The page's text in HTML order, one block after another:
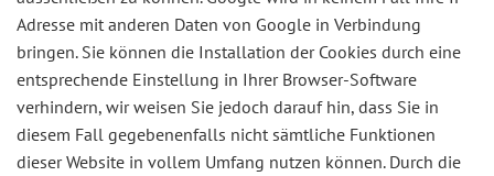
Adresse mit anderen Daten von Google in Verbindung
bringen. Sie können die Installation der Cookies durch eine
entsprechende Einstellung in Ihrer Browser-Software
verhindern, wir weisen Sie jedoch darauf hin, dass Sie in
diesem Fall gegebenenfalls nicht sämtliche Funktionen
dieser Website in vollem Umfang nutzen können. Durch die